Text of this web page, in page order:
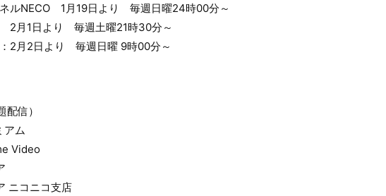
ルNECO 1月19日より 毎週日曜24時00分～
2月1日より 毎週土曜21時30分～
2月2日より 毎週日曜 9時00分～
配信）
アム
Video
ニコニコ支店